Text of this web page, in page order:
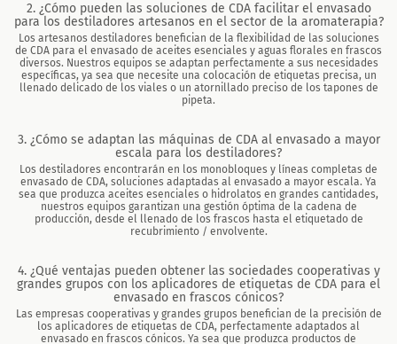
2. ¿Cómo pueden las soluciones de CDA facilitar el envasado
para los destiladores artesanos en el sector de la aromaterapia?
Los artesanos destiladores benefician de la flexibilidad de las soluciones
de CDA para el envasado de aceites esenciales y aguas florales en frascos
diversos. Nuestros equipos se adaptan perfectamente a sus necesidades
específicas, ya sea que necesite una colocación de etiquetas precisa, un
llenado delicado de los viales o un atornillado preciso de los tapones de
pipeta.
3. ¿Cómo se adaptan las máquinas de CDA al envasado a mayor
escala para los destiladores?
Los destiladores encontrarán en los monobloques y líneas completas de
envasado de CDA, soluciones adaptadas al envasado a mayor escala. Ya
sea que produzca aceites esenciales o hidrolatos en grandes cantidades,
nuestros equipos garantizan una gestión óptima de la cadena de
producción, desde el llenado de los frascos hasta el etiquetado de
recubrimiento / envolvente.
4. ¿Qué ventajas pueden obtener las sociedades cooperativas y
grandes grupos con los aplicadores de etiquetas de CDA para el
envasado en frascos cónicos?
Las empresas cooperativas y grandes grupos benefician de la precisión de
los aplicadores de etiquetas de CDA, perfectamente adaptados al
envasado en frascos cónicos. Ya sea que produzca productos de